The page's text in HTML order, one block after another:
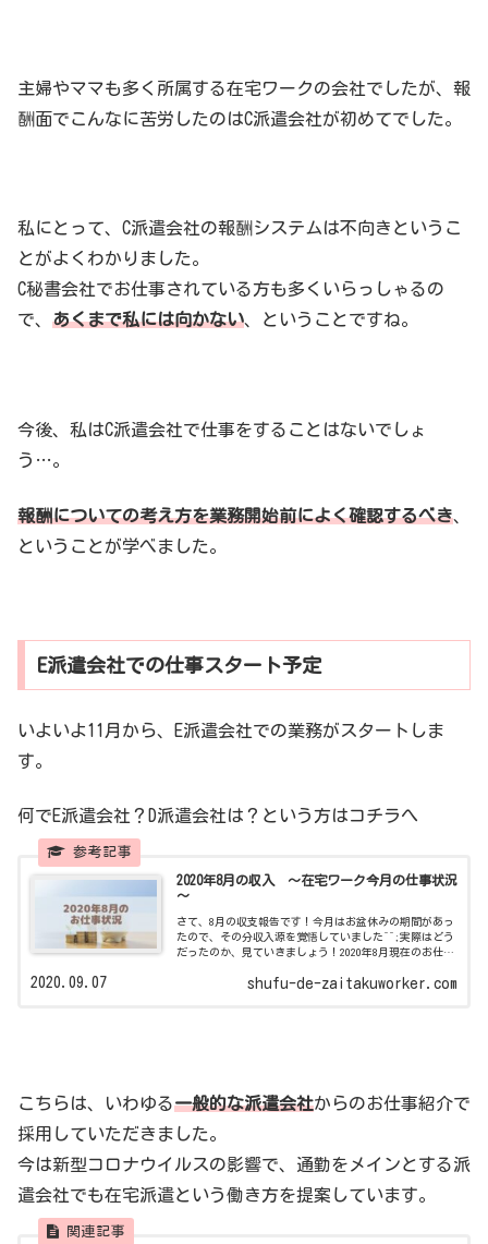
主婦やママも多く所属する在宅ワークの会社でしたが、報
酬面でこんなに苦労したのはC派遣会社が初めてでした。
私にとって、C派遣会社の報酬システムは不向きというこ
とがよくわかりました。
C秘書会社でお仕事されている方も多くいらっしゃるの
で、 あくまで私には向かない、ということですね。
今後、私はC派遣会社で仕事をすることはないでしょ
う…。
報酬についての考え方を業務開始前によく確認するべき、
ということが学べました。
E派遣会社での仕事スタート予定
いよいよ11月から、E派遣会社での業務がスタートしま
す。
何でE派遣会社？D派遣会社は？という方はコチラへ
2020年8月の収入 ～在宅ワーク今月の仕事状況
～
さて、8月の収支報告です！今月はお盆休みの期間があっ
たので、その分収入源を覚悟していました^^;実際はどう
だったのか、見ていきましょう！2020年8月現在のお仕事
（13,400円）...shufu-de-zaitakuworker.com
2020.09.07
こちらは、いわゆる一般的な派遣会社からのお仕事紹介で
採用していただきました。
今は新型コロナウイルスの影響で、通勤をメインとする派
遣会社でも在宅派遣という働き方を提案しています。